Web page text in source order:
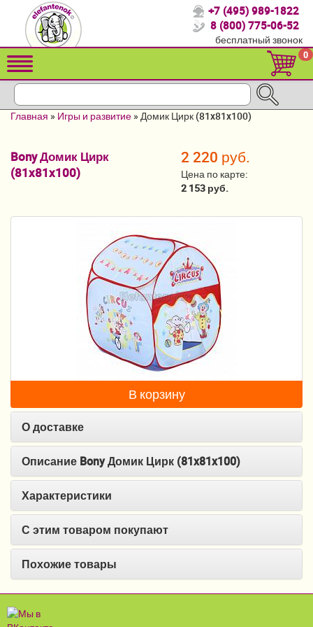
Спасибо, что выбрали нас!
Распродажа!
Детские коляски
Кровати для детей от 2-3 лет
Детский транспорт
Мебель и аксессуары
Постельные принадлежности
Качели, шезлонги
Манежи
Ходунки и прыгунки
Игры и развитие
Принадлежности для выписки
Кенгуру и слинги
+7 (495) 989-1822
8 (800) 775-06-52
бесплатный звонок
0
Главная » Игры и развитие »Домик Цирк (81x81x100)
Bony Домик Цирк
(81x81x100)
2 220 руб.
Цена по карте:
2 153 руб.
В корзину
О доставке
Описание Bony Домик Цирк (81x81x100)
Характеристики
С этим товаром покупают
Похожие товары